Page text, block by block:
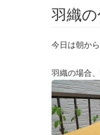
羽織
今日は朝か
羽織の場合